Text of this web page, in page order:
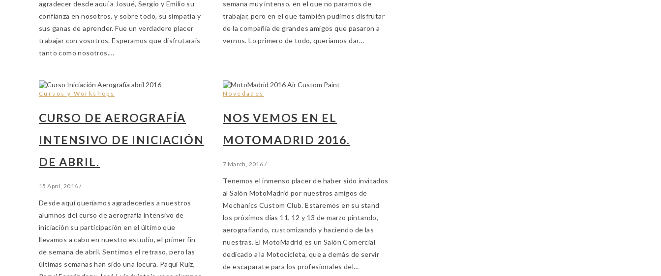
agradecer desde aquí a Josué, Sergio y Emilio su
confianza en nosotros, y sobre todo, su simpatía y
sus ganas de aprender. Fue un verdadero placer
trabajar con vosotros. Esperamos que disfrutarais
tanto como nosotros.…
semana muy intenso, en el que no paramos de
trabajar, pero en el que también pudimos disfrutar
de la compañía de grandes amigos que pasaron a
vernos. Lo primero de todo, queríamos dar…
Cursos y Workshops
CURSO DE AEROGRAFÍA
INTENSIVO DE INICIACIÓN
DE ABRIL.
15 April, 2016 /
Desde aquí queríamos agradecerles a nuestros
alumnos del curso de aerografía intensivo de
iniciación su participación en el último que
llevamos a cabo en nuestro estudio, el primer fin
de semana de abril. Sentimos el retraso, pero las
últimas semanas han sido una locura. Paqui Ruiz,
Novedades
NOS VEMOS EN EL
MOTOMADRID 2016.
7 March, 2016 /
Tenemos el inmenso placer de haber sido invitados
al Salón MotoMadrid por nuestros amigos de
Mechanics Custom Club. Estaremos en su stand
los próximos días 11, 12 y 13 de marzo pintando,
aerografiando, customizando y haciendo de las
nuestras. El MotoMadrid es un Salón Comercial
dedicado a la Motocicleta, que a demás de servir
de escaparate para los profesionales del…